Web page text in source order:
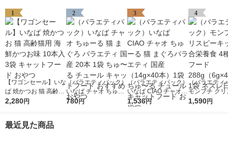
1
【ワゴンセール】いな
ば 焼かつお 猫 高齢猫
用 海鮮かつお味 10本
2,280円
2
（バラエティパック）
いなば チャオ ちゅー
る 猫 まぐろ バラエテ
780円
3
（バラエティパック）
いなば CIAO チャオ
ちゅーる 猫 まぐろバ
1,536円
4
（バラエティ
モンプチ ク
キッス 総合
1,590円
最近見た商品